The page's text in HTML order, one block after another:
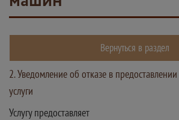
Вернуться в раздел
2. Уведомление об отказе в
услуги
Услугу предоставляет